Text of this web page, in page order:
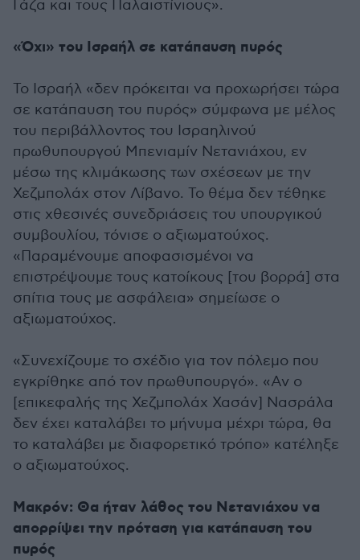
Γάζα και τους Παλαιστίνιους».
«Όχι» του Ισραήλ σε κατάπαυση πυρός
Το Ισραήλ «δεν πρόκειται να προχωρήσει τώρα
σε κατάπαυση του πυρός» σύμφωνα με μέλος
του περιβάλλοντος του Ισραηλινού
πρωθυπουργού Μπενιαμίν Νετανιάχου, εν
μέσω της κλιμάκωσης των σχέσεων με την
Χεζμπολάχ στον Λίβανο. Το θέμα δεν τέθηκε
στις χθεσινές συνεδριάσεις του υπουργικού
συμβουλίου, τόνισε ο αξιωματούχος.
«Παραμένουμε αποφασισμένοι να
επιστρέψουμε τους κατοίκους [του βορρά] στα
σπίτια τους με ασφάλεια» σημείωσε ο
αξιωματούχος.
«Συνεχίζουμε το σχέδιο για τον πόλεμο που
εγκρίθηκε από τον πρωθυπουργό». «Αν ο
[επικεφαλής της Χεζμπολάχ Χασάν] Νασράλα
δεν έχει καταλάβει το μήνυμα μέχρι τώρα, θα
το καταλάβει με διαφορετικό τρόπο» κατέληξε
ο αξιωματούχος.
Μακρόν: Θα ήταν λάθος του Νετανιάχου να
απορρίψει την πρόταση για κατάπαυση του
πυρός